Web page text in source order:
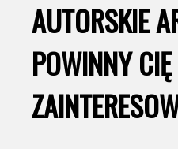
AUTORSKIE
POWINNY CIĘ